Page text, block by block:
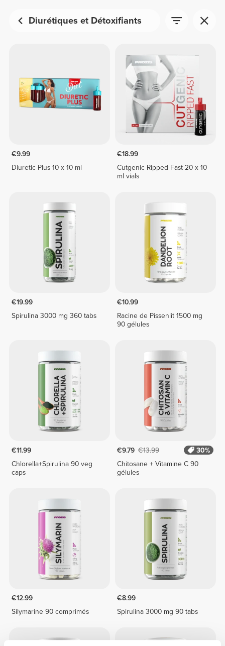
Diurétiques et Détoxifiants
€9.99
Diuretic Plus 10 x 10 ml
€18.99
Cutgenic Ripped Fast 20 x 10
ml vials
€19.99
Spirulina 3000 mg 360 tabs
€10.99
Racine de Pissenlit 1500 mg
90 gélules
€11.99
Chlorella+Spirulina 90 veg
caps
€9.79 €13.99
30%
Chitosane + Vitamine C 90
gélules
€12.99
Silymarine 90 comprimés
€8.99
Spirulina 3000 mg 90 tabs